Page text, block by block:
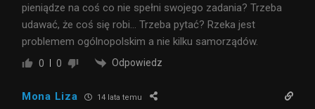
pieniądze na coś co nie spełni swojego zadania? Trzeba
udawać, że coś się robi… Trzeba pytać? Rzeka jest
problemem ogólnopolskim a nie kilku samorządów.
0 0 Odpowiedz
Mona Liza 14 lata temu